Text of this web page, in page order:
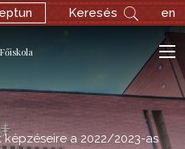
Keresés en
a 2022/2023-as